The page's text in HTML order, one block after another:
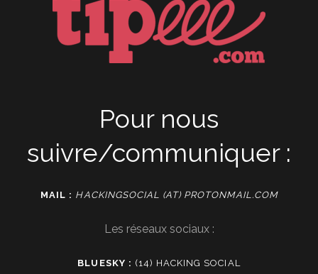
Pour nous
suivre/communiquer :
MAIL : HACKINGSOCIAL (AT) PROTONMAIL.COM
Les réseaux sociaux :
BLUESKY : (14) HACKING SOCIAL